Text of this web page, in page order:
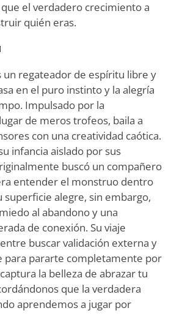
el verdadero crecimiento a
quién eras.
un regateador de espíritu libre y
en el puro instinto y la alegría
Impulsado por la
de meros trofeos, baila a
con una creatividad caótica.
infancia aislado por sus
buscó un compañero
entender el monstruo dentro
superficie alegre, sin embargo,
al abandono y una
de conexión. Su viaje
buscar validación externa y
para pararte completamente por
la belleza de abrazar tu
que la verdadera
aprendemos a jugar por